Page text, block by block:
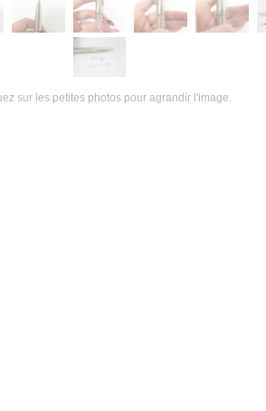
sur les petites photos pour agrandir l'image.